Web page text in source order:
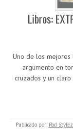
Libros:
Uno de los
argumento en
cruzados y un
Publicado por: Rod